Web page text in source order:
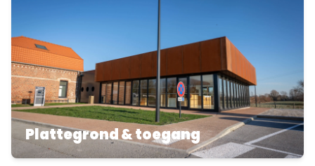
Plattegrond & toegang